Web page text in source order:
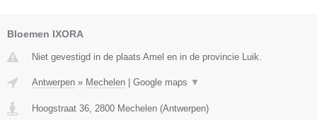
Bloemen IXORA
Niet gevestigd in de plaats Amel en in de provincie Luik.
Antwerpen » Mechelen Google maps ▼
Hoogstraat 36, 2800 Mechelen (Antwerpen)